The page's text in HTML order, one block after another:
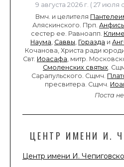
9 августа 2026 г. ( 27 июля
Вмч. и целителя
Аляскинского. Прп.
сестер ее. Равноапп.
Наума, Саввы, Горазда и
Кочанова, Христа ради
Свт. Иоасафа, митр.
Смоленских святых.
Сарапульского. Сщмч.
пресвитера. Сщмч.
Поста
ЦЕНТР ИМЕНИ И.
Центр имени И.